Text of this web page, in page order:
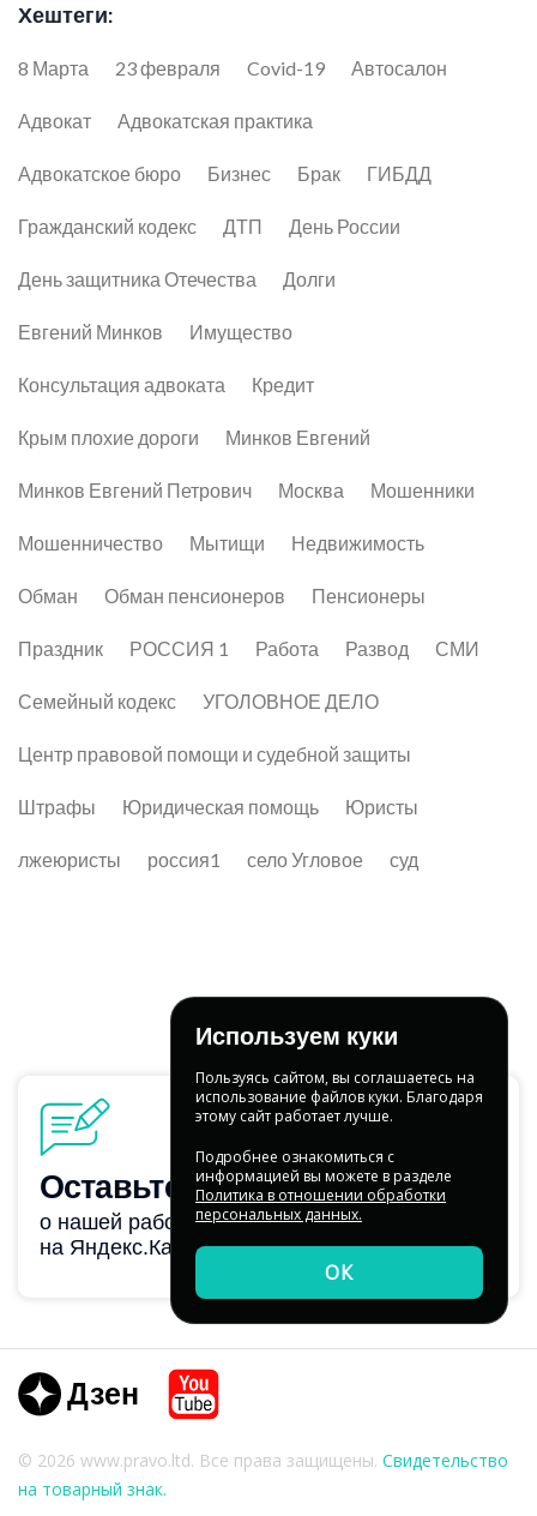
Хештеги:
8 Марта 23 февраля Covid-19 Автосалон
Адвокат Адвокатская практика
Адвокатское бюро Бизнес Брак ГИБДД
Гражданский кодекс ДТП День России
День защитника Отечества Долги
Евгений Минков Имущество
Консультация адвоката Кредит
Крым плохие дороги Минков Евгений
Минков Евгений Петрович Москва Мошенники
Мошенничество Мытищи Недвижимость
Обман Обман пенсионеров Пенсионеры
Праздник РОССИЯ 1 Работа Развод СМИ
Семейный кодекс УГОЛОВНОЕ ДЕЛО
Центр правовой помощи и судебной защиты
Штрафы Юридическая помощь Юристы
лжеюристы россия1 село Угловое суд
Используем куки
Пользуясь сайтом, вы соглашаетесь на
использование файлов куки. Благодаря
этому сайт работает лучше.
Подробнее ознакомиться с
информацией вы можете в разделе
Политика в отношении обработки
персональных данных.
ОК
© 2026 www.pravo.ltd. Все права защищены. Свидетельство
на товарный знак.